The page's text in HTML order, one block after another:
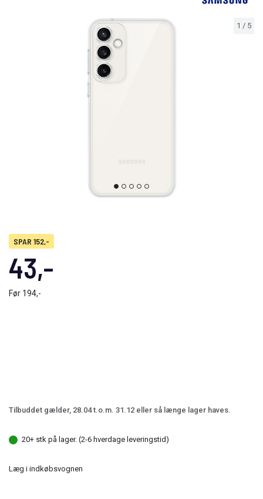
1 / 5
SPAR 152,-
43,-
Før 194,-
Tilbuddet gælder, 28.04 t.o.m. 31.12 eller så længe lager haves.
20+ stk på lager. (2-6 hverdage leveringstid)
Læg i indkøbsvognen